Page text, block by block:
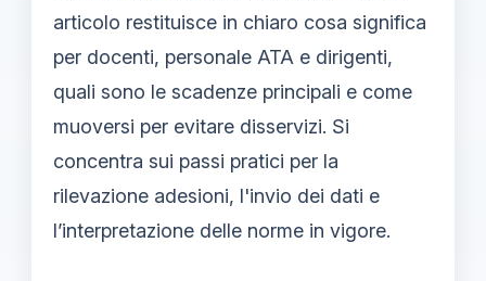
articolo restituisce in chiaro cosa significa
per docenti, personale ATA e dirigenti,
quali sono le scadenze principali e come
muoversi per evitare disservizi. Si
concentra sui passi pratici per la
rilevazione adesioni, l'invio dei dati e
l’interpretazione delle norme in vigore.